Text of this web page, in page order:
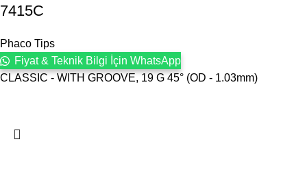
7415C
Phaco Tips
Fiyat & Teknik Bilgi İçin WhatsApp
CLASSIC - WITH GROOVE, 19 G 45° (OD - 1.03mm)